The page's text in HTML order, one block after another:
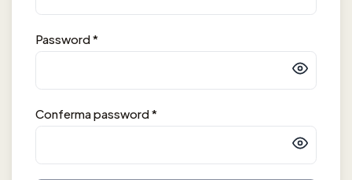
Password*
Conferma password*